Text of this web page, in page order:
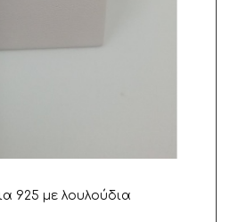
925 με λουλούδια